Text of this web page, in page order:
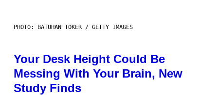
PHOTO: BATUHAN TOKER / GETTY IMAGES
Your Desk Height Could Be
Messing With Your Brain, New
Study Finds